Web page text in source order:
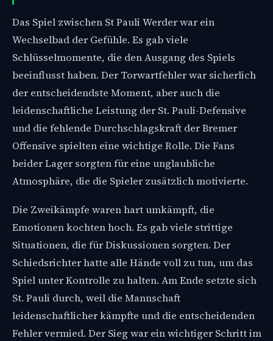
Das Spiel zwischen St Pauli Werder war ein
Wechselbad der Gefühle. Es gab viele
Schlüsselmomente, die den Ausgang des Spiels
beeinflusst haben. Der Torwartfehler war sicherlich
der entscheidendste Moment, aber auch die
leidenschaftliche Leistung der St. Pauli-Defensive
und die fehlende Durchschlagskraft der Bremer
Offensive spielten eine wichtige Rolle. Die Fans
beider Lager sorgten für eine unglaubliche
Atmosphäre, die die Spieler zusätzlich motivierte.
Die Zweikämpfe waren hart umkämpft, die
Emotionen kochten hoch. Es gab viele strittige
Situationen, die für Diskussionen sorgten. Der
Schiedsrichter hatte alle Hände voll zu tun, um das
Spiel unter Kontrolle zu halten. Am Ende setzte sich
St. Pauli durch, weil die Mannschaft
leidenschaftlicher kämpfte und die entscheidenden
Fehler vermied. Der Sieg war ein wichtiger Schritt im